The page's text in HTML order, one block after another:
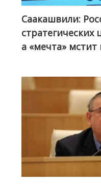
Саакашвили:
стратегических
а «мечта» мстит